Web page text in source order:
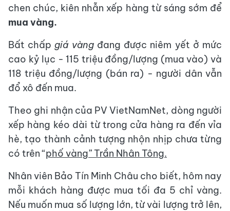
chen chúc, kiên nhẫn xếp hàng từ sáng sớm để
mua vàng.
Bất chấp giá vàngđang được niêm yết ở mức
cao kỷ lục - 115 triệu đồng/lượng (mua vào) và
118 triệu đồng/lượng (bán ra) - người dân vẫn
đổ xô đến mua.
Theo ghi nhận của PV VietNamNet, dòng người
xếp hàng kéo dài từ trong cửa hàng ra đến vỉa
hè, tạo thành cảnh tượng nhộn nhịp chưa từng
có trên “phố vàng” Trần Nhân Tông.
Nhân viên Bảo Tín Minh Châu cho biết, hôm nay
mỗi khách hàng được mua tối đa 5 chỉ vàng.
Nếu muốn mua số lượng lớn, từ vài lượng trở lên,